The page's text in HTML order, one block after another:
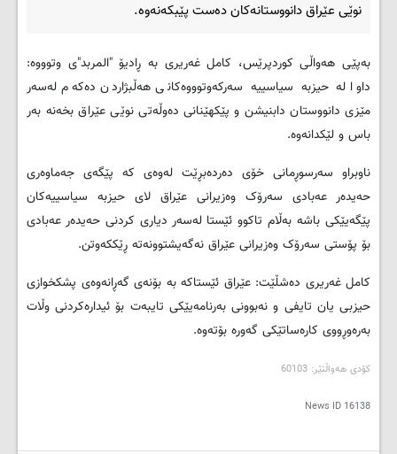
نوێی عێراق دانووستانه‌کان ده‌ست پێبکه‌نه‌وه‌.
به‌پێی هه‌واڵی کوردپرێس، کامل غه‌ریری به‌ ڕادیۆ "المربد"ی وتوووه‌:
داوا له‌ حیزبه‌ سیاسییه‌ سه‌رکه‌وتوووه‌کانی هه‌ڵبژاردن ده‌که‌م له‌سه‌ر
مێزی دانووستان دابنیشن و پێکهێنانی ده‌وڵه‌تی نوێی عێراق بخه‌نه‌ به‌ر
باس و لێکدانه‌وه‌.
ناوبراو سه‌رسوڕمانی خۆی ده‌رده‌بڕێت له‌وه‌ی که‌ پێگه‌ی جه‌ماوه‌ری
حه‌یده‌ر عه‌بادی سه‌رۆک وه‌زیرانی عێراق لای حیزبه‌ سیاسییه‌کان
پێگه‌یێکی باشه‌ به‌ڵام تاکوو ئێستا له‌سه‌ر دیاری کردنی حه‌یده‌ر عه‌بادی
بۆ پۆستی سه‌رۆک وه‌زیرانی عێراق نه‌گه‌یشتوونه‌ته‌ ڕێککه‌وتن.
کامل غه‌ریری ده‌شڵێت: عێراق ئێستاکه‌ به‌ بۆنه‌ی گه‌ڕانه‌وه‌ی پشکخوازی
حیزبی یان تایفی و نه‌بوونی به‌رنامه‌یێکی تایبه‌ت بۆ ئیداره‌کردنی وڵات
به‌ره‌وڕووی کاره‌ساتێکی گه‌وره‌ بۆته‌وه‌.
کۆدی هه‌واڵنێر: 60103
News ID 16138